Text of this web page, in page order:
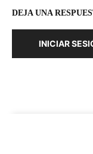
DEJA UNA
INICIAR